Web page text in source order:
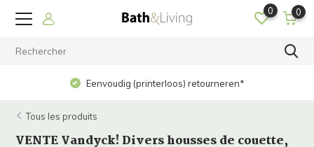
0 0
Op werkdagen voor 15.00 uur besteld? Dezelfde dag
verzonden!
Tous les produits
VENTE Vandyck! Divers housses de couette,